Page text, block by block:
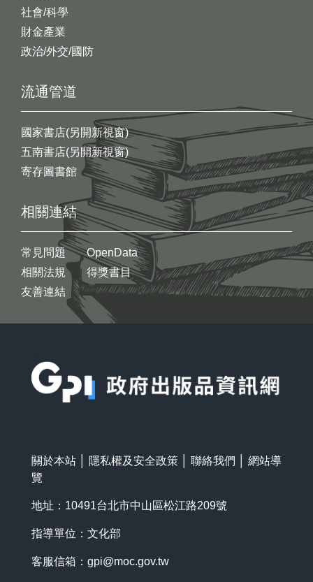
社會/科學
財金產業
政治/外交/國防
流通管道
國家書店(另開新視窗)
五南書店(另開新視窗)
寄存圖書館
相關連結
常見問題
相關法規
友善連結
OpenData
得獎書目
關於本站 隱私權及安全政策 聯絡我們
網站導
覽
地址：10491台北市中山區松江路209號
指導單位：文化部
客服信箱： gpi@moc.gov.tw